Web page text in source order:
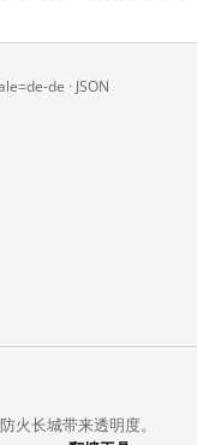
de · JSON
火长城带来透明度。